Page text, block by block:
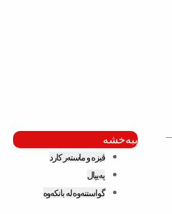
ببەخشە
ڤیزە و ماستەر کارد
پەیپال
گواستنەوە لە بانکەوە